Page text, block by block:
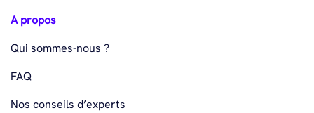
A propos
Qui sommes-nous ?
FAQ
Nos conseils d’experts